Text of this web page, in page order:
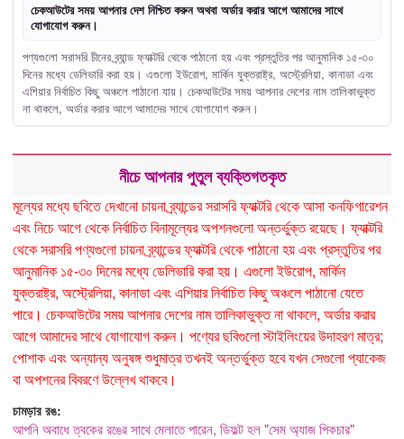
চেকআউটের সময় আপনার দেশ নিশ্চিত করুন অথবা অর্ডার করার আগে আমাদের সাথে
যোগাযোগ করুন।
পণ্যগুলো সরাসরি চীনের ব্র্যান্ড ফ্যাক্টরি থেকে পাঠানো হয় এবং প্রস্তুতির পর আনুমানিক ১৫-৩০
দিনের মধ্যে ডেলিভারি করা হয়। এগুলো ইউরোপ, মার্কিন যুক্তরাষ্ট্র, অস্ট্রেলিয়া, কানাডা এবং
এশিয়ার নির্বাচিত কিছু অঞ্চলে পাঠানো যায়। চেকআউটের সময় আপনার দেশের নাম তালিকাভুক্ত
না থাকলে, অর্ডার করার আগে আমাদের সাথে যোগাযোগ করুন।
নীচে আপনার পুতুল ব্যক্তিগতকৃত
মূল্যের মধ্যে ছবিতে দেখানো চায়না ব্র্যান্ডের সরাসরি ফ্যাক্টরি থেকে আসা কনফিগারেশন
এবং নিচে আগে থেকে নির্বাচিত বিনামূল্যের অপশনগুলো অন্তর্ভুক্ত রয়েছে। ফ্যাক্টরি
থেকে সরাসরি পণ্যগুলো চায়না ব্র্যান্ডের ফ্যাক্টরি থেকে পাঠানো হয় এবং প্রস্তুতির পর
আনুমানিক ১৫-৩০ দিনের মধ্যে ডেলিভারি করা হয়। এগুলো ইউরোপ, মার্কিন
যুক্তরাষ্ট্র, অস্ট্রেলিয়া, কানাডা এবং এশিয়ার নির্বাচিত কিছু অঞ্চলে পাঠানো যেতে
পারে। চেকআউটের সময় আপনার দেশের নাম তালিকাভুক্ত না থাকলে, অর্ডার করার
আগে আমাদের সাথে যোগাযোগ করুন। পণ্যের ছবিগুলো স্টাইলিংয়ের উদাহরণ মাত্র;
পোশাক এবং অন্যান্য অনুষঙ্গ শুধুমাত্র তখনই অন্তর্ভুক্ত হবে যখন সেগুলো প্যাকেজ
বা অপশনের বিবরণে উল্লেখ থাকবে।
চামড়ার রঙ:
আপনি অবাধে ত্বকের রঙের সাথে মেলাতে পারেন, ডিফল্ট হল "সেম অ্যাজ পিকচার"